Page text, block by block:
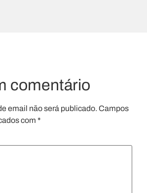
comentário
email não será publicado. Campos
com *